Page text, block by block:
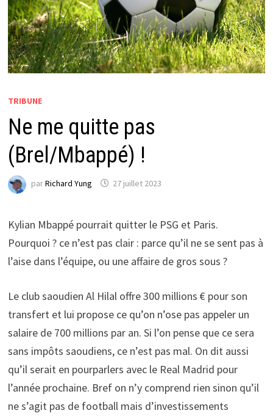
TRIBUNE
Ne me quitte pas
(Brel/Mbappé) !
parRichard Yung 27 juillet 2023
Kylian Mbappé pourrait quitter le PSG et Paris.
Pourquoi ? ce n’est pas clair : parce qu’il ne se sent pas à
l’aise dans l’équipe, ou une affaire de gros sous ?
Le club saoudien Al Hilal offre 300 millions € pour son
transfert et lui propose ce qu’on n’ose pas appeler un
salaire de 700 millions par an. Si l’on pense que ce sera
sans impôts saoudiens, ce n’est pas mal. On dit aussi
qu’il serait en pourparlers avec le Real Madrid pour
l’année prochaine. Bref on n’y comprend rien sinon qu’il
ne s’agit pas de football mais d’investissements